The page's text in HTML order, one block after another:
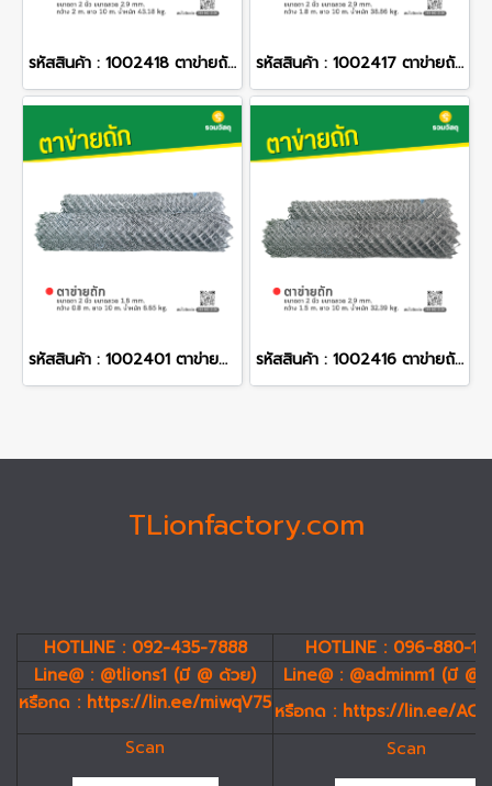
รหัสสินค้า : 1002418 ตาข่ายถัก ขนาดตา 2 นิ้ว ขนาดลวด 2.9 mm. กว้าง 2 m. ยาว 10 m. น้ำหนัก 43.18 kg. รหัสสินค้า : 1002417 ตาข่ายถัก ขนาดตา 2 นิ้ว ขนาดลวด 2.9 mm. กว้าง 1.8 m. ยาว 10 m. น้ำหนัก 38.86 kg.
รหัสสินค้า : 1002401 ตาข่ายถัก ขนาดตา 2 นิ้ว ขนาดลวด 1.8 mm. กว้าง 0.8 m. ยาว 10 m. น้ำหนัก 6.65 kg. รหัสสินค้า : 1002416 ตาข่ายถัก ขนาดตา 2 นิ้ว ขนาดลวด 2.9 mm. กว้าง 1.5 m. ยาว 10 m. น้ำหนัก 32.39 kg.
TLionfactory.com
HOTLINE : 092-435-7888
HOTLINE : 096-880-
Line@ : @tlions1 (มี @ ด้วย)
Line@ : @adminm1 (มี
หรือกด : https://lin.ee/miwqV75หรือกด : https://lin.ee/
Scan
Scan